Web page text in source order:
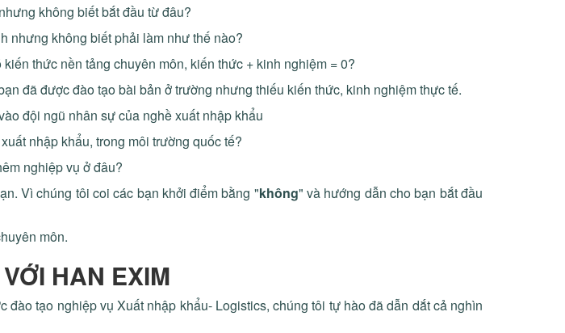
không biết bắt đầu từ đâu?
nhưng không biết phải làm như thế nào?
thức nền tảng chuyên môn, kiến thức + kinh nghiệm = 0?
đã được đào tạo bài bản ở trường nhưng thiếu kiến thức, kinh nghiệm thực tế.
đội ngũ nhân sự của nghề xuất nhập khẩu
nhập khẩu, trong môi trường quốc tế?
nghiệp vụ ở đâu?
Vì chúng tôi coi các bạn khởi điểm bằng "không" và hướng dẫn cho bạn bắt đầu
môn.
HAN EXIM
tạo nghiệp vụ Xuất nhập khẩu- Logistics, chúng tôi tự hào đã dẫn dắt cả nghìn